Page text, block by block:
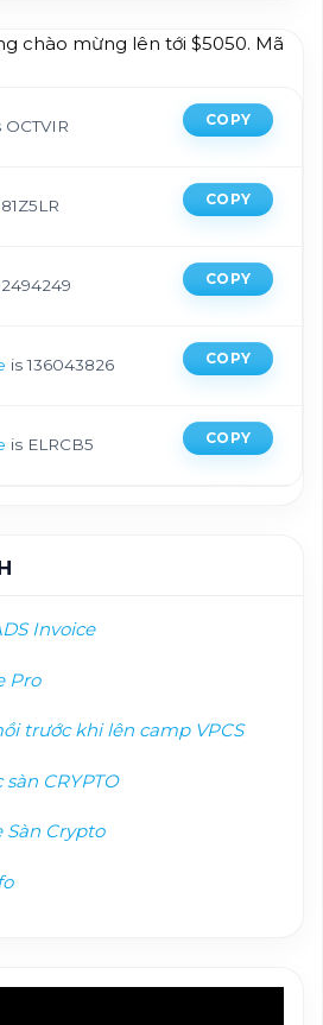
chào mừng lên tới $5050. Mã
OCTVIR COPY
COPY
COPY
is 136043826 COPY
is ELRCB5 COPY
Invoice
Pro
trước khi lên camp VPCS
CRYPTO
Crypto